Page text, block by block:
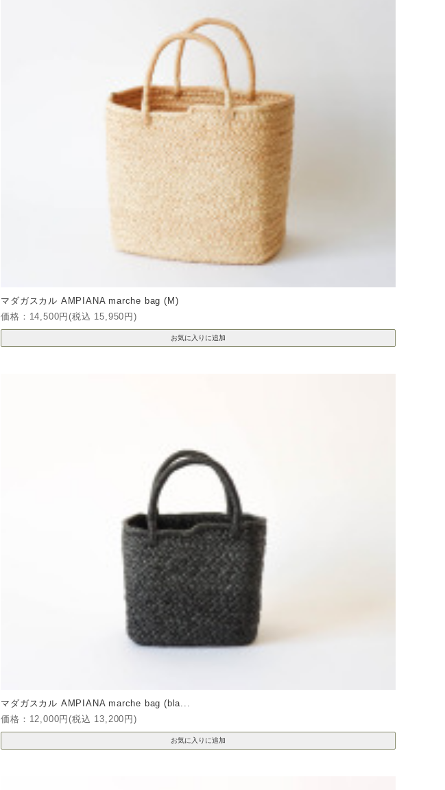
マダガスカル AMPIANA marche bag (M)
価格：14,500円(税込 15,950円)
マダガスカル AMPIANA marche bag (bla...
価格：12,000円(税込 13,200円)